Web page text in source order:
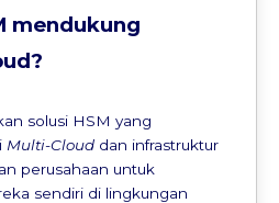
mendukung
solusi HSM yang
Multi-Cloud dan infrastruktur
perusahaan untuk
sendiri di lingkungan